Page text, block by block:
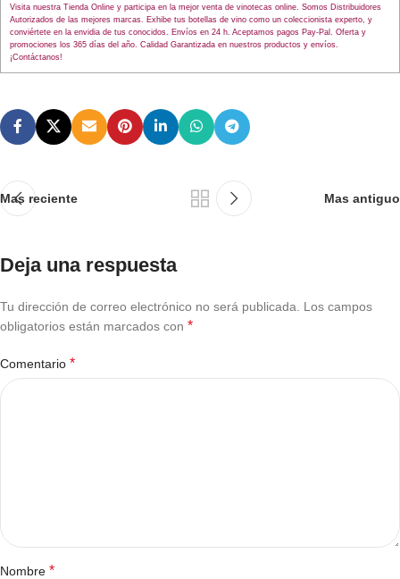
Visita nuestra Tienda Online y participa en la mejor venta de vinotecas online. Somos Distribuidores
Autorizados de las mejores marcas. Exhibe tus botellas de vino como un coleccionista experto, y
conviértete en la envidia de tus conocidos. Envíos en 24 h. Aceptamos pagos Pay-Pal. Oferta y
promociones los 365 días del año. Calidad Garantizada en nuestros productos y envíos.
¡Contáctanos!
Mas reciente Mas antiguo
Deja una respuesta
Tu dirección de correo electrónico no será publicada.
Los campos
obligatorios están marcados con *
Comentario *
Nombre *